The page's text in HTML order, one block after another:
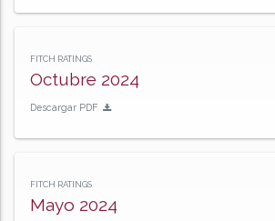
FITCH RATINGS
Octubre 2024
Descargar PDF
FITCH RATINGS
Mayo 2024